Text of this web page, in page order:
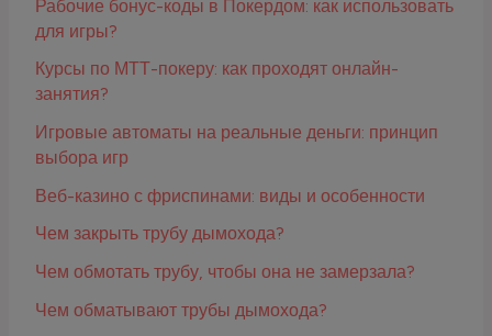
Рабочие бонус-коды в Покердом: как использовать
для игры?
Курсы по МТТ-покеру: как проходят онлайн-
занятия?
Игровые автоматы на реальные деньги: принцип
выбора игр
Веб-казино с фриспинами: виды и особенности
Чем закрыть трубу дымохода?
Чем обмотать трубу, чтобы она не замерзала?
Чем обматывают трубы дымохода?